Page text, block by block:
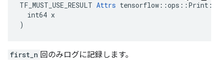
TF_MUST_USE_RESULT Attrs
  int64 x
)
first_n 回のみログに記録します。